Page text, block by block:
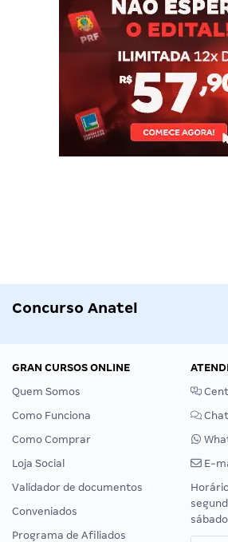
Concurso Anatel
GRAN CURSOS ONLINE
Quem Somos
Como Funciona
Como Comprar
Loja Social
Validador de documentos
Conveniados
Programa de Afiliados
Chat
E-